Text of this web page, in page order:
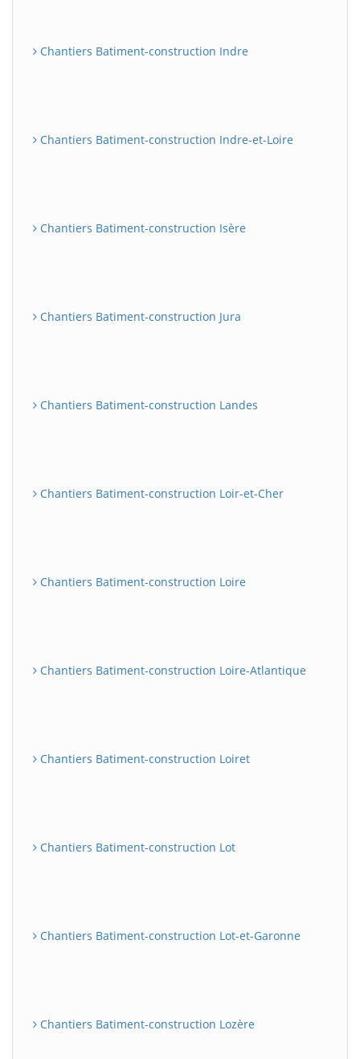
Chantiers Batiment-construction Indre
Chantiers Batiment-construction Indre-et-Loire
Chantiers Batiment-construction Isère
Chantiers Batiment-construction Jura
Chantiers Batiment-construction Landes
Chantiers Batiment-construction Loir-et-Cher
Chantiers Batiment-construction Loire
Chantiers Batiment-construction Loire-Atlantique
Chantiers Batiment-construction Loiret
Chantiers Batiment-construction Lot
Chantiers Batiment-construction Lot-et-Garonne
Chantiers Batiment-construction Lozère